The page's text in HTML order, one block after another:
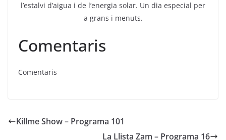
l’estalvi d’aigua i de l’energia solar. Un dia especial per
a grans i menuts.
Comentaris
Comentaris
Killme Show – Programa 101
La Llista Zam – Programa 16